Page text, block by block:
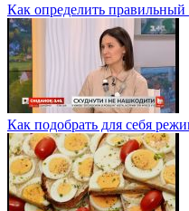
Как определить
Как подобрать для себя